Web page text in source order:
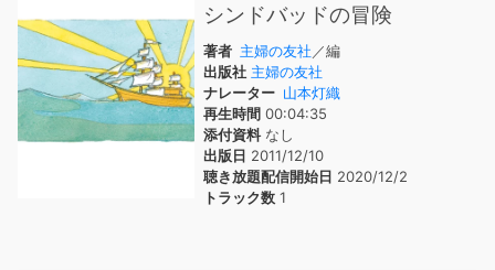
シンドバッドの冒険
著者 主婦の友社 ／編
出版社 主婦の友社
ナレーター 山本灯織
再生時間 00:04:35
添付資料なし
出版日 2011/12/10
聴き放題配信開始日 2020/12/2
トラック数 1